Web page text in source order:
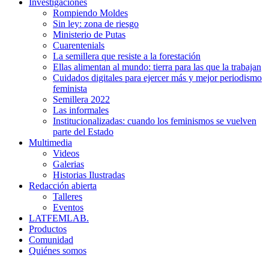
Investigaciones
Rompiendo Moldes
Sin ley: zona de riesgo
Ministerio de Putas
Cuarentenials
La semillera que resiste a la forestación
Ellas alimentan al mundo: tierra para las que la trabajan
Cuidados digitales para ejercer más y mejor periodismo
feminista
Semillera 2022
Las informales
Institucionalizadas: cuando los feminismos se vuelven
parte del Estado
Multimedia
Videos
Galerias
Historias Ilustradas
Redacción abierta
Talleres
Eventos
LATFEMLAB.
Productos
Comunidad
Quiénes somos